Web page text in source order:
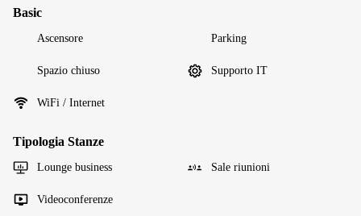
Basic
Ascensore Parking
Spazio chiuso Supporto IT
WiFi / Internet
Tipologia Stanze
Lounge business Sale riunioni
Videoconferenze